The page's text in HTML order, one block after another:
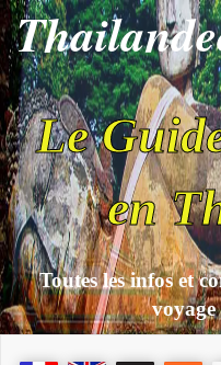
Le
en
Toutes les infos et